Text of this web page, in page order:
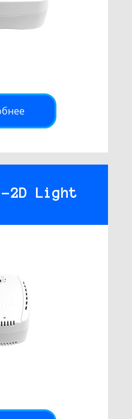
2D Light